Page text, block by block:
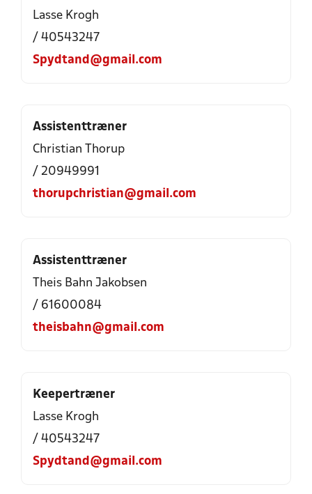
Lasse Krogh
/ 40543247
Spydtand@gmail.com
Assistenttræner
Christian Thorup
/ 20949991
thorupchristian@gmail.com
Assistenttræner
Theis Bahn Jakobsen
/ 61600084
theisbahn@gmail.com
Keepertræner
Lasse Krogh
/ 40543247
Spydtand@gmail.com